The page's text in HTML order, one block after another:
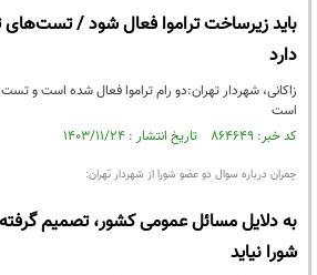
باید زیرساخت تراموا فعال شود / تست‌های
دارد
است
کد خبر: ۸۶۴۶۴۹ تاریخ انتشار : ۱۴۰۳/۱۱/۲۴
چمران درباره سوال دو عضو شورا از شهردار تهران:
به دلایل مسائل عمومی کشور، تصمیم
شورا نیاید